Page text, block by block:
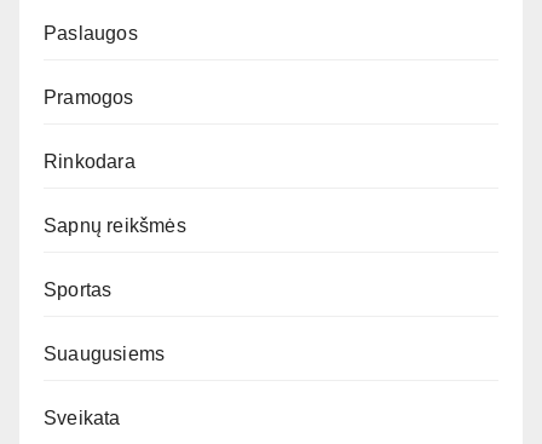
Paslaugos
Pramogos
Rinkodara
Sapnų reikšmės
Sportas
Suaugusiems
Sveikata